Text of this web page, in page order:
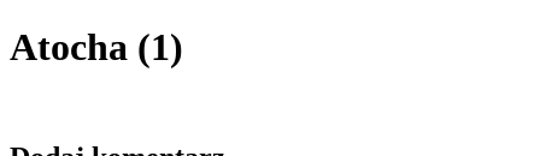
Atocha (1)